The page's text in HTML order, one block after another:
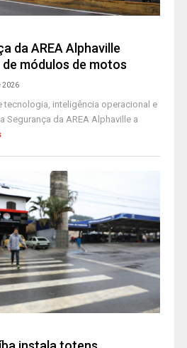
da AREA Alphaville
módulos de motos
2026
tecnologia, inteligência operacional e
Segurança da AREA Alphaville a